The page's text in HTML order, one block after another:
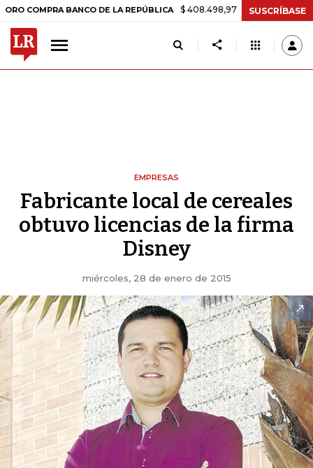
BANCO DE LA REPÚBLICA $ 408.498,97 +$ 8.753,81 +2,19%
SUSCRÍBASE
EMPRESAS
Fabricante local de cereales
obtuvo licencias de la firma
Disney
miércoles, 28 de enero de 2015